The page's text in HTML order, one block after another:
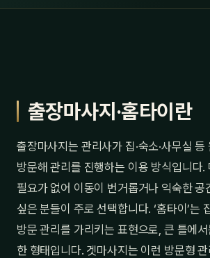
출장마사지·홈타이란
출장마사지는 관리사가 집·숙소·사무실
방문해 관리를 진행하는 이용 방식입니다.
필요가 없어 이동이 번거롭거나 익숙한 공
싶은 분들이 주로 선택합니다. ‘홈타이’는
방문 관리를 가리키는 표현으로, 큰 틀에
한 형태입니다. 겟마사지는 이런 방문형 관